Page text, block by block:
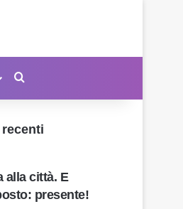
alla città. E
presente!